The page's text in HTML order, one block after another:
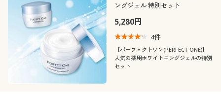
ングジェル 特別セット
5,280円
4件
【パーフェクトワン(PERFECT ONE)】
人気の薬用ホワイトニングジェルの特別
セット